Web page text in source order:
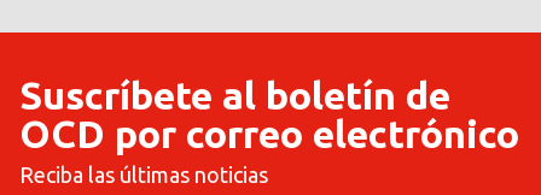
Suscríbete al boletín de
OCD por correo electrónico
Reciba las últimas noticias